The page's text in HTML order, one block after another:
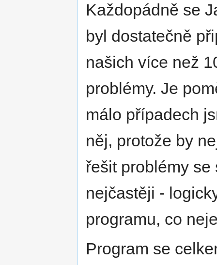
Každopádně se
byl dostatečně
našich více než
problémy. Je
málo případech
něj, protože by
řešit problémy
nejčastěji -
programu, co
Program se